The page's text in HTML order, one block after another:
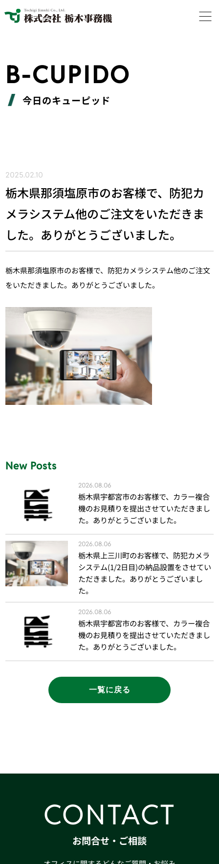
B-CUPIDO
今日のキューピッド
2025.02.10
栃木県那須塩原市のお客様で、防犯カ
メラシステム他のご注文をいただきま
した。ありがとうございました。
栃木県那須塩原市のお客様で、防犯カメラシステム他のご注文
をいただきました。ありがとうございました。
New Posts
2026.08.06
栃木県宇都宮市のお客様で、カラー複合
機のお見積りを提出させていただきまし
た。ありがとうございました。
2026.08.06
栃木県上三川町のお客様で、防犯カメラ
システム(1/2日目)の納品設置をさせてい
ただきました。ありがとうございまし
た。
2026.08.06
栃木県宇都宮市のお客様で、カラー複合
機のお見積りを提出させていただきまし
た。ありがとうございました。
一覧に戻る
CONTACT
お問合せ・ご相談